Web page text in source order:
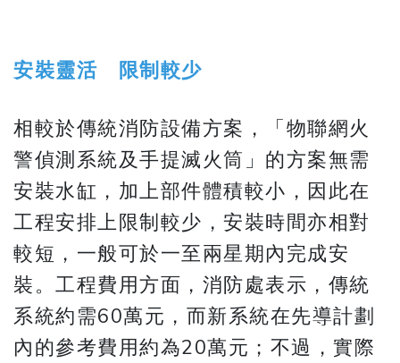
安裝靈活 限制較少
相較於傳統消防設備方案，「物聯網火
警偵測系統及手提滅火筒」的方案無需
安裝水缸，加上部件體積較小，因此在
工程安排上限制較少，安裝時間亦相對
較短，一般可於一至兩星期內完成安
裝。工程費用方面，消防處表示，傳統
系統約需60萬元，而新系統在先導計劃
內的參考費用約為20萬元；不過，實際